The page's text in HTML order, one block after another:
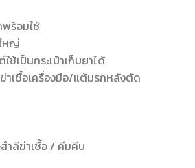
ร้อมใช้
หญ่
ช้เป็นกระเป๋าเก็บยาได้
าเชื้อเครื่องมือ/แต้มรกหลังตัด
ำลีฆ่าเชื้อ / คีมคีบ